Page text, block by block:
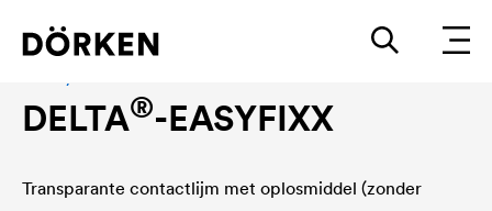
DELTA®-EASYFIXX
Transparante contactlijm met oplosmiddel (zonder